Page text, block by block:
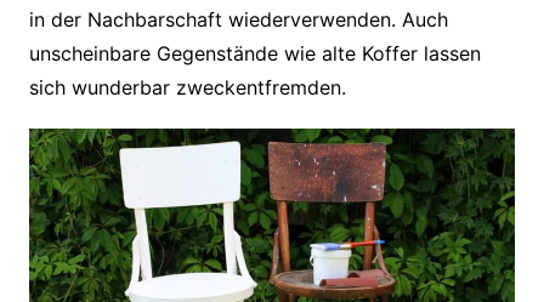
in der Nachbarschaft wiederverwenden. Auch
unscheinbare Gegenstände wie alte Koffer lassen
sich wunderbar zweckentfremden.